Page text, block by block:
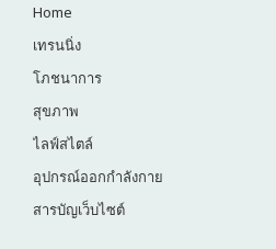
Home
เทรนนิ่ง
โภชนาการ
สุขภาพ
ไลฟ์สไตล์
อุปกรณ์ออกกำลังกาย
สารบัญเว็บไซต์